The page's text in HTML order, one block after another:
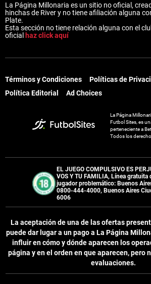
La Página Millonaria es un sitio no oficial,
hinchas de River y no tiene afiliación alguna
Plate.
Esta sección no tiene relación alguna con el
oficial haz click aquí
Términos y Condiciones
Políticas de
Política Editorial
Ad Choices
La Página
Futbol Sites, es
perteneciente a
Todos los
EL JUEGO COMPULSIVO ES
VOS Y TU FAMILIA, Línea gratuita
jugador problemático: Buenos
0800-444-4000, Buenos Aires
6006
La aceptación de una de las ofertas
puede dar lugar a un pago a La Página
influir en cómo y dónde aparecen los
página y en el orden en que aparecen, pero
evaluaciones.